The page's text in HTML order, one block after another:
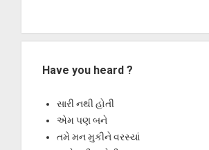
Have you heard ?
સારી નથી હોતી
એમ પણ બને
તમે મન મુકીને વરસ્યાં